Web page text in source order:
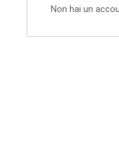
Non hai un